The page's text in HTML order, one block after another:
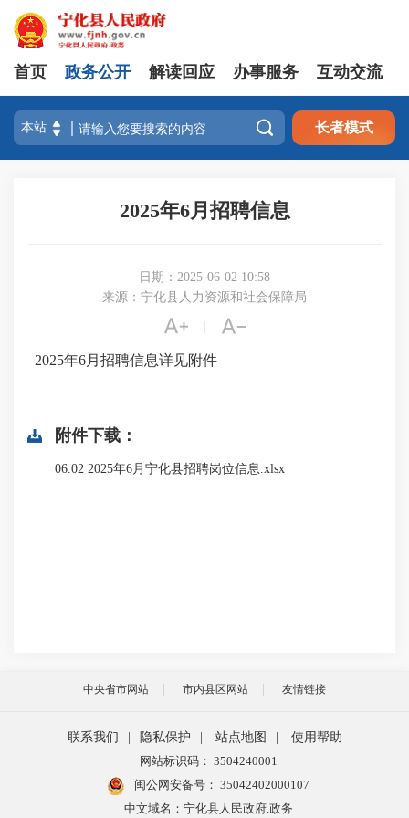
首页 政务公开 解读回应 办事服务 互动交流
 长者模式
2025年6月招聘信息
日期：2025-06-02 10:58
来源：宁化县人力资源和社会保障局
 
2025年6月招聘信息详见附件
附件下载：
06.02 2025年6月宁化县招聘岗位信息.xlsx
中央省市网站 市内县区网站 友情链接
联系我们 隐私保护 站点地图
使用帮助
网站标识码： 3504240001
闽公网安备号： 35042402000107
中文域名：宁化县人民政府.政务